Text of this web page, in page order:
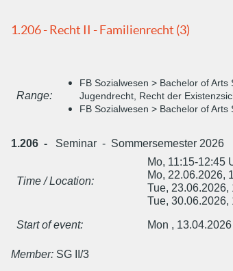
1.206 - Recht II - Familienrecht (3)
Range:
FB Sozialwesen > Bachelor of
Jugendrecht, Recht der
FB Sozialwesen > Bachelor of
1.206 - Seminar - Sommersemester 2026
Time / Location:
Mo, 11:15-12:45
Mo, 22.06.2026,
Tue, 23.06.2026,
Tue, 30.06.2026,
Start of event: Mon ,
Member: SG II/3